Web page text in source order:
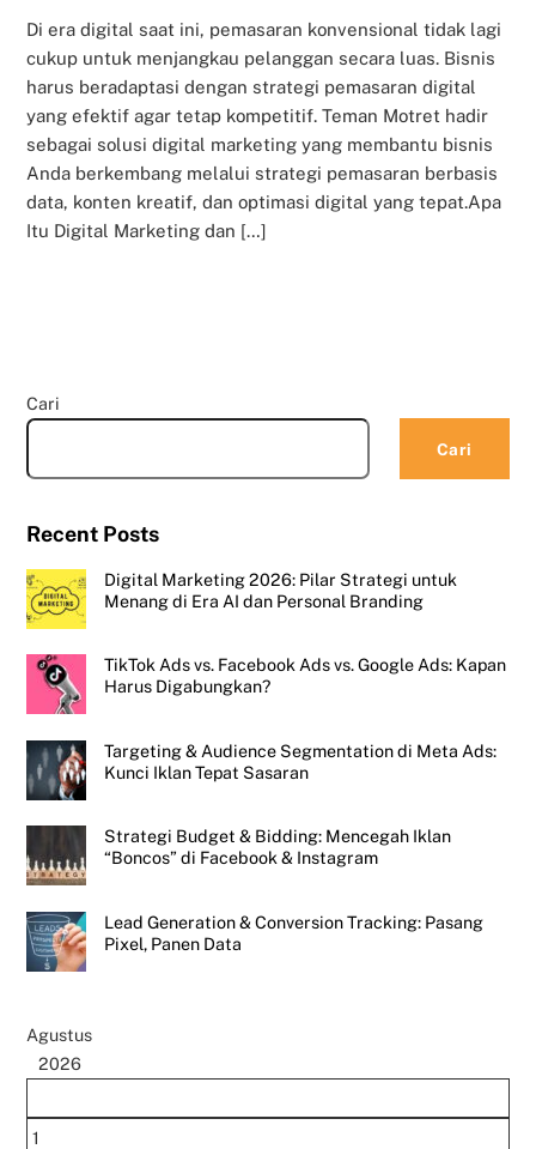
Di era digital saat ini, pemasaran konvensional tidak lagi
cukup untuk menjangkau pelanggan secara luas. Bisnis
harus beradaptasi dengan strategi pemasaran digital
yang efektif agar tetap kompetitif. Teman Motret hadir
sebagai solusi digital marketing yang membantu bisnis
Anda berkembang melalui strategi pemasaran berbasis
data, konten kreatif, dan optimasi digital yang tepat.Apa
Itu Digital Marketing dan […]
Cari
Cari
Recent Posts
Digital Marketing 2026: Pilar Strategi untuk
Menang di Era AI dan Personal Branding
TikTok Ads vs. Facebook Ads vs. Google Ads: Kapan
Harus Digabungkan?
Targeting & Audience Segmentation di Meta Ads:
Kunci Iklan Tepat Sasaran
Strategi Budget & Bidding: Mencegah Iklan
“Boncos” di Facebook & Instagram
Lead Generation & Conversion Tracking: Pasang
Pixel, Panen Data
Agustus
2026
1